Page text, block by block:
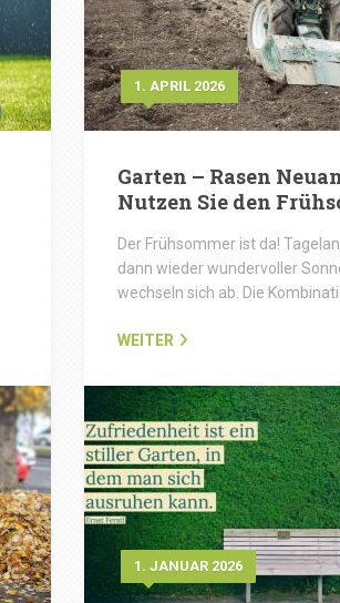
1. APRIL 2026
Garten – Rasen
Nutzen Sie den
Der Frühsommer ist da!
dann wieder wundervoller
wechseln sich ab. Die
WEITER
1. JANUAR 2026